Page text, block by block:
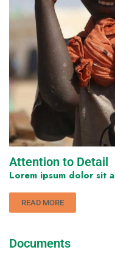
Attention to Detail
Lorem ipsum dolor sit
READ MORE
Documents